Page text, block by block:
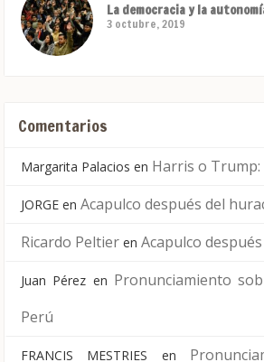
La democracia y la
3 octubre, 2019
Comentarios
Margarita Palacios en Harris o Trump:
JORGE en Acapulco después del
Ricardo Peltier en Acapulco
Juan Pérez en Pronunciamiento
Perú
FRANCIS MESTRIES en